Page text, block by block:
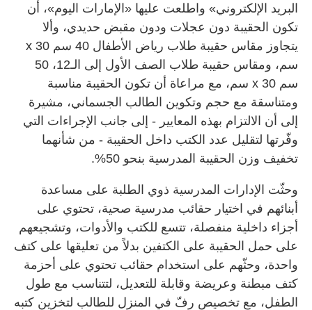
البريد الإلكتروني» واطلعت عليها «الإمارات اليوم»، أن
تكون الحقيبة دون عجلات ودون مقبض حديدي، وألا
يتجاوز مقاس حقيبة طلاب رياض الأطفال 40 سم x 30
سم، ومقاس حقيبة طلاب الصف الأول إلى الـ12، 50
سم x 30 سم، مع مراعاة أن تكون الحقيبة مناسبة
ومتناسقة مع حجم وتكوين الطالب الجسماني، مشيرة
إلى أن الالتزام بهذه المعايير - إلى جانب الإجراءات التي
وفّرتها لتقليل عدد الكتب داخل الحقيبة - من شأنهما
تخفيف وزن الحقيبة المدرسية بنحو 50%.
وحثّت الإدارات المدرسية ذوي الطلبة على مساعدة
أبنائهم في اختيار حقائب مدرسية صحية، تحتوي على
أجزاء داخلية منفصلة، تتسع للكتب والأدوات، وتشجيعهم
على حمل الحقيبة على الكتفين بدلاً من تعليقها على كتف
واحدة، وحثّهم على استخدام حقائب تحتوي على أحزمة
كتف مبطنة وعريضة وقابلة للتعديل، لتتناسب مع طول
الطفل، مع تخصيص رفّ في المنزل للطالب لتخزين كتبه